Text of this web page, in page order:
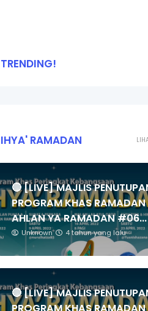
TRENDING!
IHYA' RAMADAN
🔴 [LIVE] MAJLIS
PROGRAM KHAS RAMADAN
AHLAN YA RAMADAN #06...
Unknown 4 tahun yang lalu
🔴 [LIVE] MAJLIS
PROGRAM KHAS RAMADAN